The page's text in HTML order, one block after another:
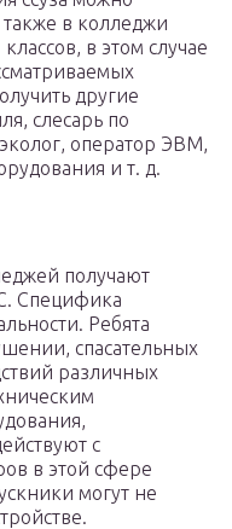
также в колледжи
в этом случае
другие
слесарь по
оператор ЭВМ,
и т. д.
получают
Специфика
Ребята
спасательных
различных
с
в этой сфере
могут не